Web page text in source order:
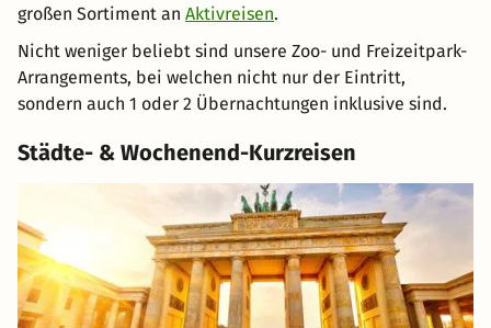
großen Sortiment an Aktivreisen.
Nicht weniger beliebt sind unsere Zoo- und Freizeitpark-
Arrangements, bei welchen nicht nur der Eintritt,
sondern auch 1 oder 2 Übernachtungen inklusive sind.
Städte- & Wochenend-Kurzreisen